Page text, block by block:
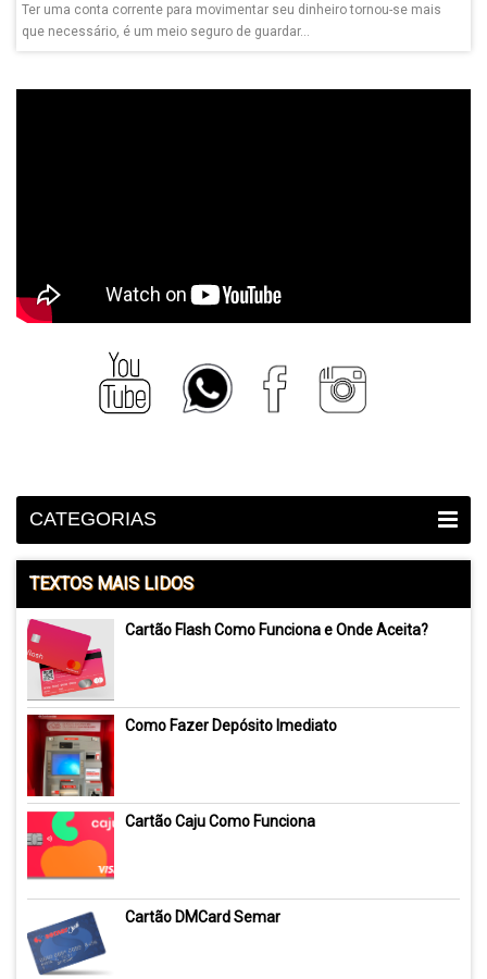
Ter uma conta corrente para movimentar seu dinheiro tornou-se mais
que necessário, é um meio seguro de guardar...
CATEGORIAS
TEXTOS MAIS LIDOS
Cartão Flash Como Funciona e Onde Aceita?
Como Fazer Depósito Imediato
Cartão Caju Como Funciona
Cartão DMCard Semar